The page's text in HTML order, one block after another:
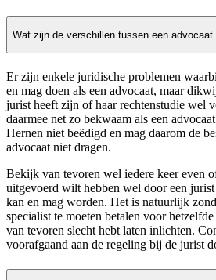
Wat zijn de verschillen tussen een advocaat
Er zijn enkele juridische problemen
en mag doen als een advocaat, maar
jurist heeft zijn of haar rechtenstudie wel
daarmee net zo bekwaam als een
Hernen niet beëdigd en mag daarom de
advocaat niet dragen.
Bekijk van tevoren wel iedere keer even
uitgevoerd wilt hebben wel door een
kan en mag worden. Het is natuurlijk
specialist te moeten betalen voor
van tevoren slecht hebt laten inlichten.
voorafgaand aan de regeling bij de jurist